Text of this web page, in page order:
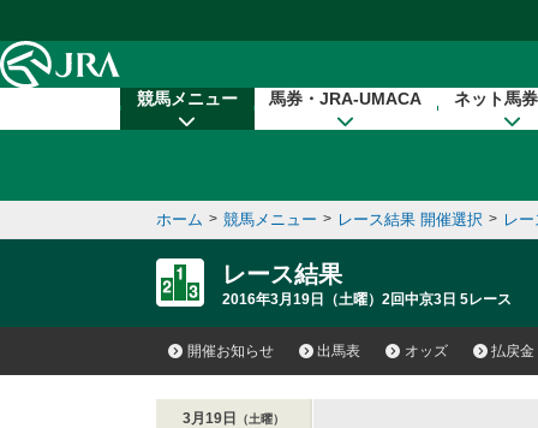
競馬メニュー 馬券・JRA-UMACA ネット馬
ホーム > 競馬メニュー > レース結果 開催選択 > レ
レース結果
2016年3月19日（土曜）2回中京3日 5レース
開催お知らせ 出馬表 オッズ 払戻金
3月19日 （土曜）